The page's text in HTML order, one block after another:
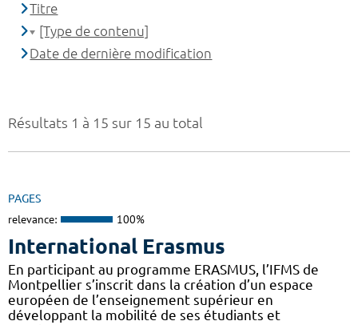
Résultats 1 à 15 sur 15 au total
PAGES
relevance: 100%
International Erasmus
En participant au programme ERASMUS, l’IFMS de
Montpellier s’inscrit dans la création d’un espace
européen de l’enseignement supérieur en
développant la mobilité de ses étudiants et
Titre
[Type de contenu]
Date de dernière modification